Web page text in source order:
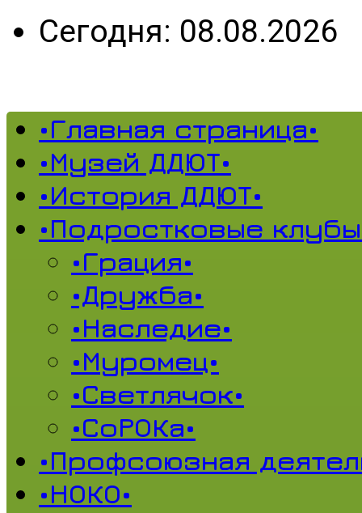
Сегодня: 08.08.2026
•Главная страница•
•Музей ДДЮТ•
•История ДДЮТ•
•Подростковые
•Грация•
•Дружба•
•Наследие•
•Муромец•
•Светлячок•
•СоРОКа•
•Профсоюзная
•НОКО•